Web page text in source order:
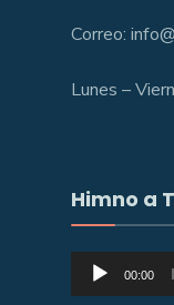
Correo:
Lunes –
Himno a
Reproductor
de
00:00